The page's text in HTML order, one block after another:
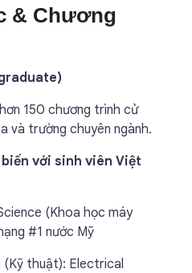
& Chương
150 chương trình cử
và trường chuyên ngành.
với sinh viên Việt
(Khoa học máy
#1 nước Mỹ
(Kỹ thuật): Electrical